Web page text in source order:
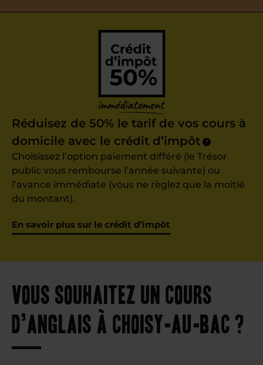
Réduisez de 50% le tarif de vos cours à
domicile avec le crédit d’impôt
?
Choisissez l’option paiement différé (le Trésor
public vous rembourse l’année suivante) ou
l’avance immédiate (vous ne règlez que la moitié
du montant).
En savoir plus sur le crédit d’impôt
Vous souhaitez un cours
d’anglais à Choisy-au-Bac ?